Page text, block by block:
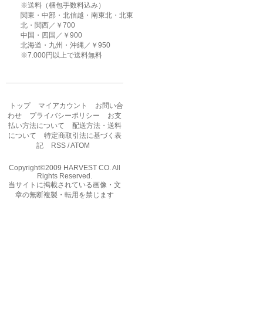
※送料（梱包手数料込み）
関東・中部・北信越・南東北・北東
北・関西／￥700
中国・四国／￥900
北海道・九州・沖縄／￥950
※7.000円以上で送料無料
トップ マイアカウント
お問い合
わせ
プライバシーポリシー
お支
払い方法について
配送方法・送料
について
特定商取引法に基づく表
記
RSS /ATOM
Copyright©2009 HARVEST CO. All
Rights Reserved.
当サイトに掲載されている画像・文
章の無断複製・転用を禁じます